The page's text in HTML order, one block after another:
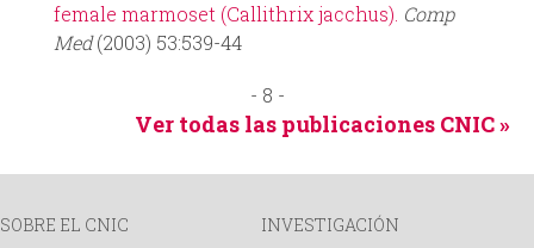
female marmoset (Callithrix jacchus). Comp
Med(2003) 53:539-44
- 8 -
Ver todas las publicaciones CNIC »
SOBRE EL CNIC
INVESTIGACIÓN